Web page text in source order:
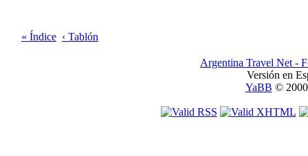
« Índice ‹ Tablón
Argentina Travel Net -
Versión en
YaBB ©